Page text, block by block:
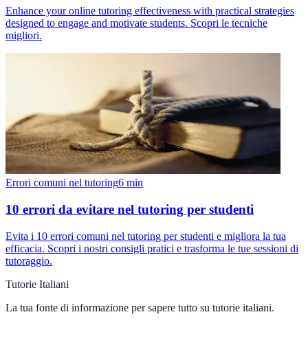
Enhance your online tutoring effectiveness with practical strategies
designed to engage and motivate students. Scopri le tecniche
migliori.
Errori comuni nel tutoring6 min
10 errori da evitare nel tutoring per studenti
Evita i 10 errori comuni nel tutoring per studenti e migliora la tua
efficacia. Scopri i nostri consigli pratici e trasforma le tue sessioni di
tutoraggio.
Tutorie Italiani
La tua fonte di informazione per sapere tutto su tutorie italiani.